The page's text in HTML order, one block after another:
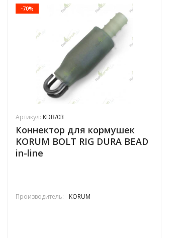
-70%
Артикул: KDB/03
Коннектор для кормушек
KORUM BOLT RIG DURA BEAD
in-line
Производитель: KORUM